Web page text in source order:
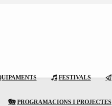
FESTIVALS
PROGRAMACIONS I PROJECTES